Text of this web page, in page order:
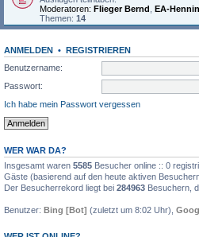
Moderatoren: Flieger Bernd EA-
Themen: 14
ANMELDEN • REGISTRIEREN
Benutzername:
Passwort:
Ich habe mein Passwort vergessen
WER WAR DA?
Insgesamt waren 5585 Besucher online :: 0
Gäste (basierend auf den heute aktiven
Der Besucherrekord liegt bei 284963 Besuchern,
Benutzer: Bing [Bot] (zuletzt um 8:02 Uhr),